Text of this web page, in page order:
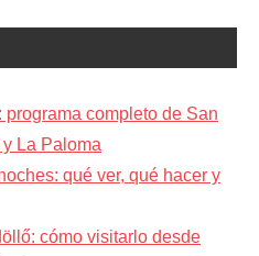
completo de San
La Paloma
qué ver, qué hacer y
cómo visitarlo desde